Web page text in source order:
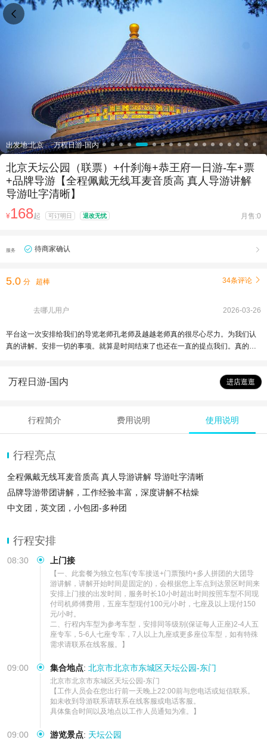
出发地:北京 万程日游-国内
北京天坛公园（联票）+什刹海+恭王府一日游-车+票
+品牌导游【全程佩戴无线耳麦音质高 真人导游讲解
导游吐字清晰】
¥168起 可订明日 退改无忧 月售:0
服务 待商家确认 
5.0 分 超棒 34条评论 
去哪儿用户 2026-03-26
平台这一次安排给我们的导览老师孔老师及越越老师真的很尽心尽力。为我们认
真的讲解。安排一切的事项。就算是时间结束了也还在一直的提点我们。真的很
万程日游-国内 进店逛逛
行程简介 费用说明 使用说明
行程亮点
全程佩戴无线耳麦音质高 真人导游讲解 导游吐字清晰
品牌导游带团讲解，工作经验丰富，深度讲解不枯燥
中文团，英文团，小包团-多种团
行程安排
08:30 上门接
【一、此套餐为独立包车(专车接送+门票预约+多人拼团的大团导
游讲解，讲解开始时间是固定的)，会根据您上车点到达景区时间来
安排上门接的出发时间，服务时长10小时超出时间按照车型不同现
付司机师傅费用，五座车型现付100元/小时，七座及以上现付150
元/小时。
二、行程内车型为参考车型，安排同等级别(保证每人正座)2-4人五
座专车，5-6人七座专车，7人以上九座或更多座位车型，如有特殊
需求请联系在线客服。】
09:00 集合地点: 北京市北京市东城区天坛公园-东门
北京市北京市东城区天坛公园-东门
【工作人员会在您出行前一天晚上22:00前与您电话或短信联系。
如未收到导游联系请联系在线客服或电话客服。
具体集合时间以及地点以工作人员通知为准。】
09:00 游览景点: 天坛公园
